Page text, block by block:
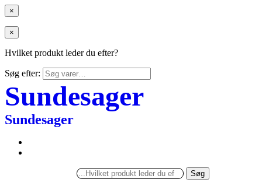
×
×
Hvilket produkt leder du efter?
Søg efter:
Sundesager
Sundesager
Søg